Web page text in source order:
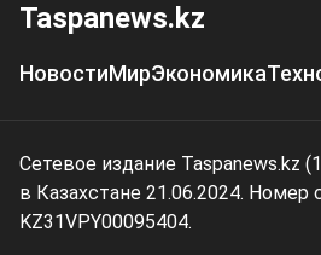
Taspanews.kz
НовостиМирЭкономика
Сетевое издание Taspanews.kz
в Казахстане 21.06.2024.
KZ31VPY00095404.